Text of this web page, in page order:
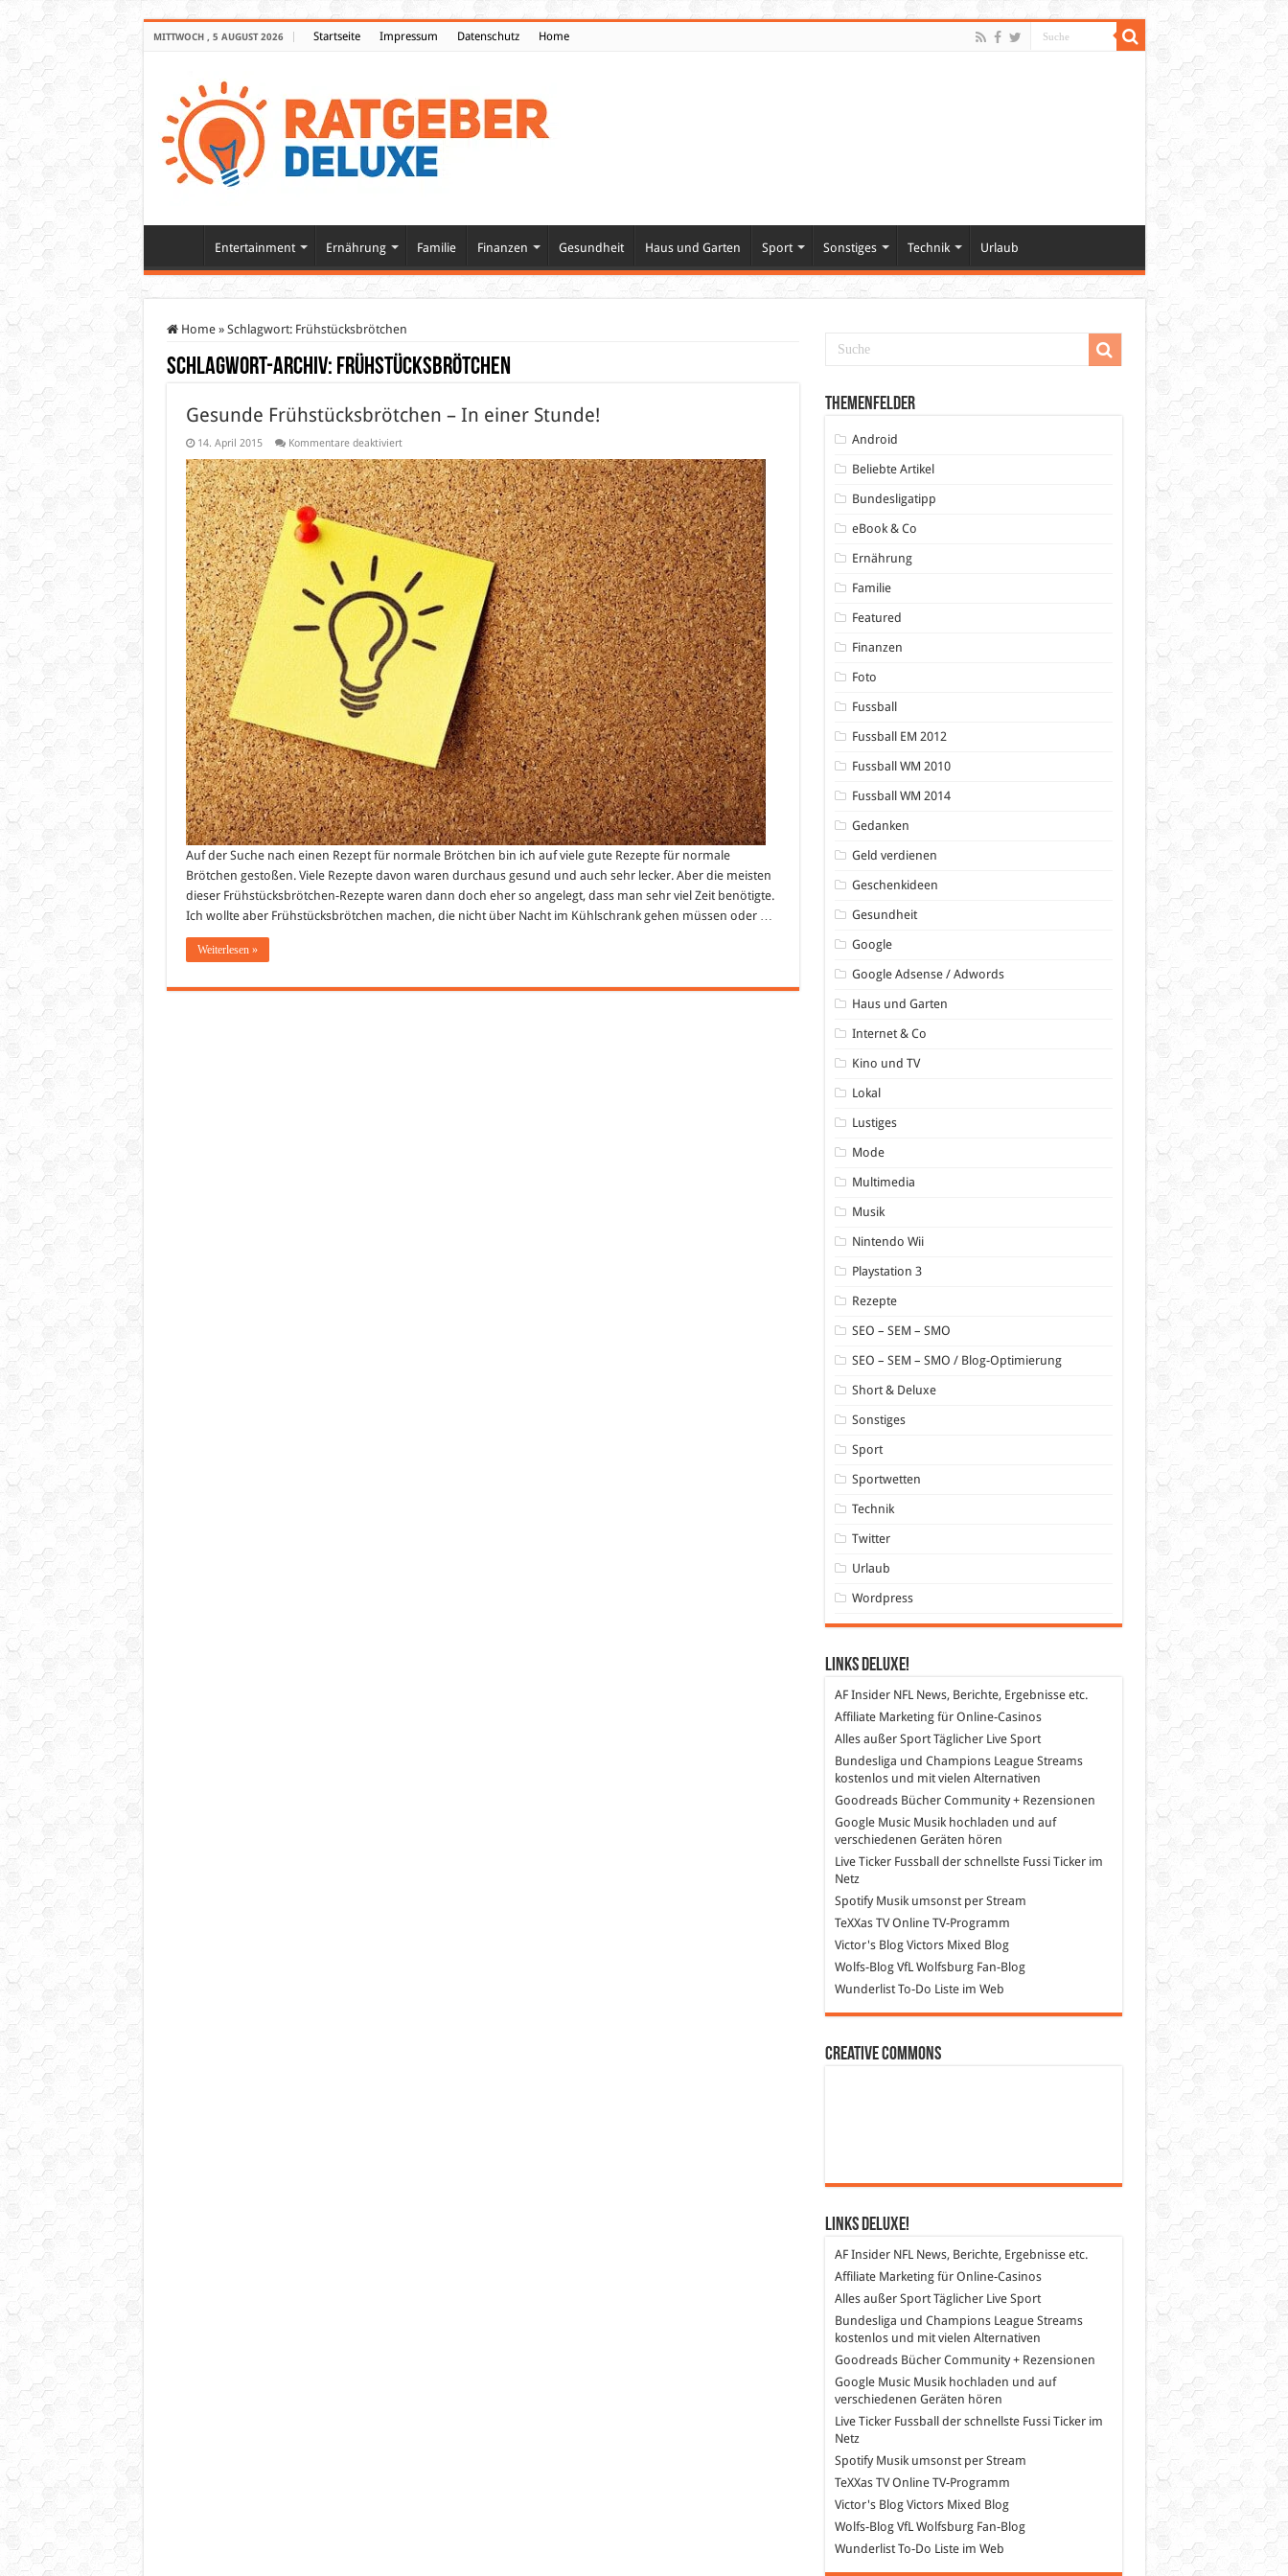
MITTWOCH , 5 AUGUST 2026 Startseite Impressum Datenschutz Home
Entertainment Ernährung Familie Finanzen Gesundheit Haus und Garten Sport Sonstiges Technik Urlaub
Home » Schlagwort: Frühstücksbrötchen
Schlagwort-Archiv: Frühstücksbrötchen
Gesunde Frühstücksbrötchen – In einer Stunde!
14. April 2015 Kommentare deaktiviertfür
Frühstücksbrötchen
–
In
einer
Stunde!
Auf der Suche nach einen Rezept für normale Brötchen bin ich auf viele gute Rezepte für normale
Brötchen gestoßen. Viele Rezepte davon waren durchaus gesund und auch sehr lecker. Aber die meisten
dieser Frühstücksbrötchen-Rezepte waren dann doch eher so angelegt, dass man sehr viel Zeit benötigte.
Ich wollte aber Frühstücksbrötchen machen, die nicht über Nacht im Kühlschrank gehen müssen oder …
Weiterlesen »
Themenfelder
Android
Beliebte Artikel
Bundesligatipp
eBook & Co
Ernährung
Familie
Featured
Finanzen
Foto
Fussball
Fussball EM 2012
Fussball WM 2010
Fussball WM 2014
Gedanken
Geld verdienen
Geschenkideen
Gesundheit
Google
Google Adsense / Adwords
Haus und Garten
Internet & Co
Kino und TV
Lokal
Lustiges
Mode
Multimedia
Musik
Nintendo Wii
Playstation 3
Rezepte
SEO – SEM – SMO
SEO – SEM – SMO / Blog-Optimierung
Short & Deluxe
Sonstiges
Sport
Sportwetten
Technik
Twitter
Urlaub
Wordpress
Links DeLuXe!
AF InsiderNFL News, Berichte, Ergebnisse etc.
Affiliate Marketingfür Online-Casinos
Alles außer SportTäglicher Live Sport
Bundesliga und Champions League Streams
kostenlos und mit vielen Alternativen
GoodreadsBücher Community + Rezensionen
Google MusicMusik hochladen und auf
verschiedenen Geräten hören
Live Ticker Fussball
der schnellste Fussi Ticker im
Netz
SpotifyMusik umsonst per Stream
TeXXas TVOnline TV-Programm
Victor's BlogVictors Mixed Blog
Wolfs-BlogVfL Wolfsburg Fan-Blog
WunderlistTo-Do Liste im Web
Creative Commons
Links DeLuXe!
AF InsiderNFL News, Berichte, Ergebnisse etc.
Affiliate Marketingfür Online-Casinos
Alles außer SportTäglicher Live Sport
Bundesliga und Champions League Streams
kostenlos und mit vielen Alternativen
GoodreadsBücher Community + Rezensionen
Google MusicMusik hochladen und auf
verschiedenen Geräten hören
Live Ticker Fussballder schnellste Fussi Ticker im
Netz
SpotifyMusik umsonst per Stream
TeXXas TVOnline TV-Programm
Victor's BlogVictors Mixed Blog
Wolfs-BlogVfL Wolfsburg Fan-Blog
WunderlistTo-Do Liste im Web